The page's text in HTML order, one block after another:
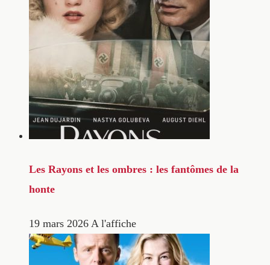
Les Rayons et les ombres : les fantômes de la
honte
19 mars 2026 A l'affiche